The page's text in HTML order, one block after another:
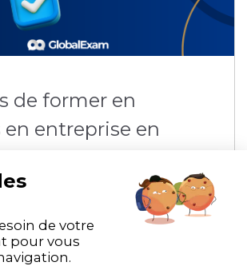
de former en
en entreprise en
langues
learning
de votre
pour vous